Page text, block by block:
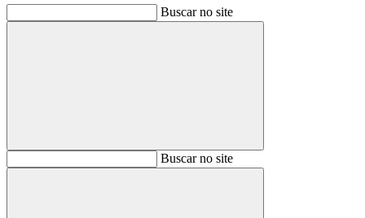
Buscar no site
BuscarBuscar no site